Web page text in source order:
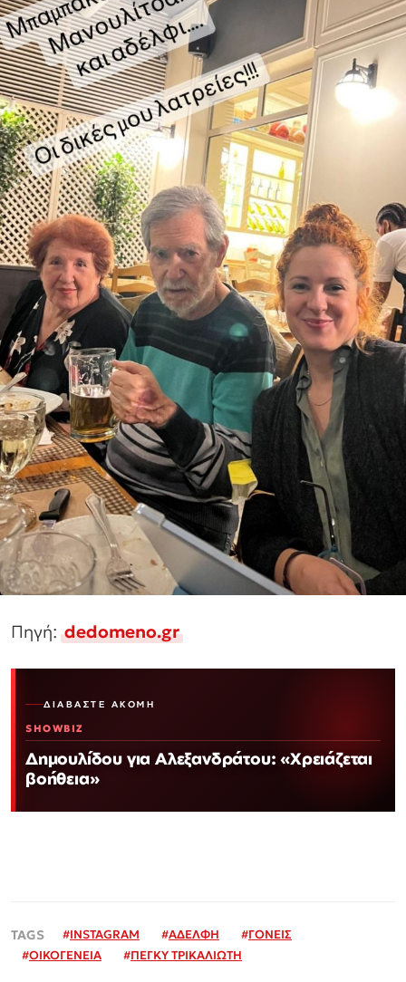
Πηγή:dedomeno.gr
ΔΙΑΒΆΣΤΕ ΑΚΌΜΗ
SHOWBIZ
Δημουλίδου για Αλεξανδράτου: «Χρειάζεται
βοήθεια»
#INSTAGRAM #ΑΔΕΛΦΗ #ΓΟΝΕΙΣ
#ΟΙΚΟΓΕΝΕΙΑ #ΠΕΓΚΥ ΤΡΙΚΑΛΙΩΤΗ